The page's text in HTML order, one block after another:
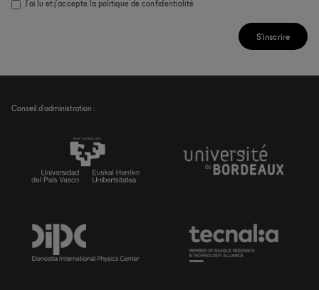
S'inscrire
J’ai lu et j’accepte la politique de confidentialité
Conseil d’administration :